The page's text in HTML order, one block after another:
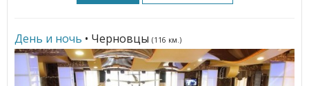
День и ночь • Черновцы (116 км.)